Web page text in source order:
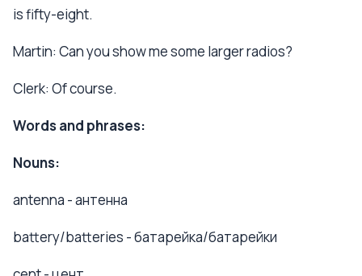
is fifty-eight.
Martin: Can you show me some larger radios?
Clerk: Of course.
Words and phrases:
Nouns:
antenna - антенна
battery/batteries - батарейка/батарейки